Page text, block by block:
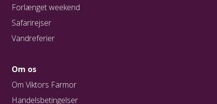
Forlænget weekend
Safarirejser
Vandreferier
Om os
Om Viktors Farmor
Handelsbetingelser